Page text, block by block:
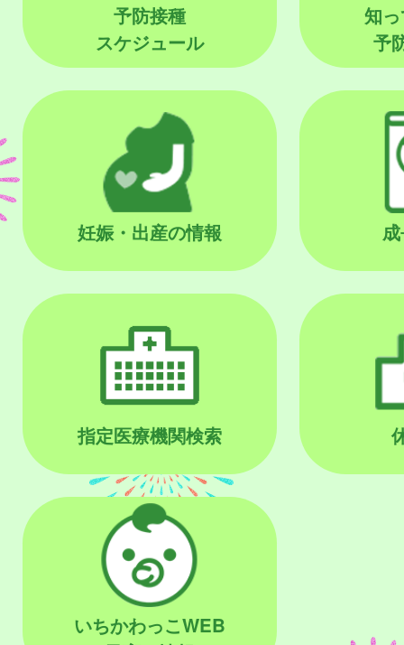
予防接種
スケジュール
知
予
妊娠・出産の情報
指定医療機関検索
いちかわっこWEB